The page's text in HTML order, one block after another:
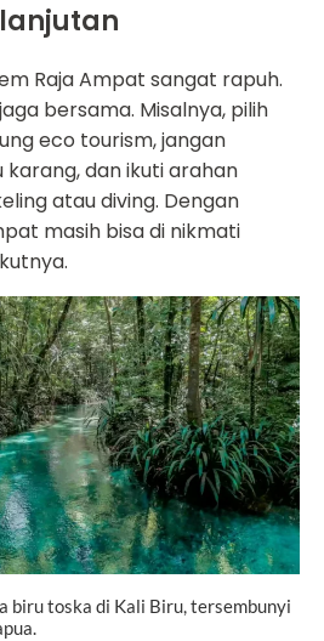
Raja Ampat sangat rapuh.
bersama. Misalnya, pilih
eco tourism, jangan
dan ikuti arahan
atau diving. Dengan
masih bisa di nikmati
biru toska di Kali Biru, tersembunyi